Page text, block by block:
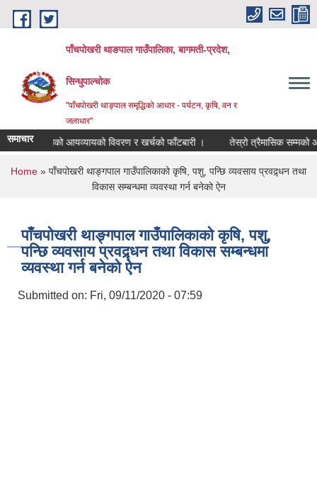
Skip to main content
पाँचपोखरी थाङपाल गाउँपालिका, बागमती-प्रदेश,
सिन्धुपाल्चोक
"पाँचपोखरी थाङ्पाल समृद्धिको आधार - पर्यटन, कृषि, वन र
जलाधार"
समाचार
सम्मको आयव्यायको विवरण र खर्चको फाँटबारी । तेस्रो त्रैमासिक सम्मको
You are here
Home » पाँचपोखरी थाङ्गपाल गाउँपालिकाको कृषि, पशु, पन्छि व्यवसाय प्रवद्र्धन तथा
विकास सम्बन्धमा व्यवस्था गर्न बनेको ऐन
पाँचपोखरी थाङ्गपाल गाउँपालिकाको कृषि, पशु,
पन्छि व्यवसाय प्रवद्र्धन तथा विकास सम्बन्धमा
व्यवस्था गर्न बनेको ऐन
Submitted on: Fri, 09/11/2020 - 07:59